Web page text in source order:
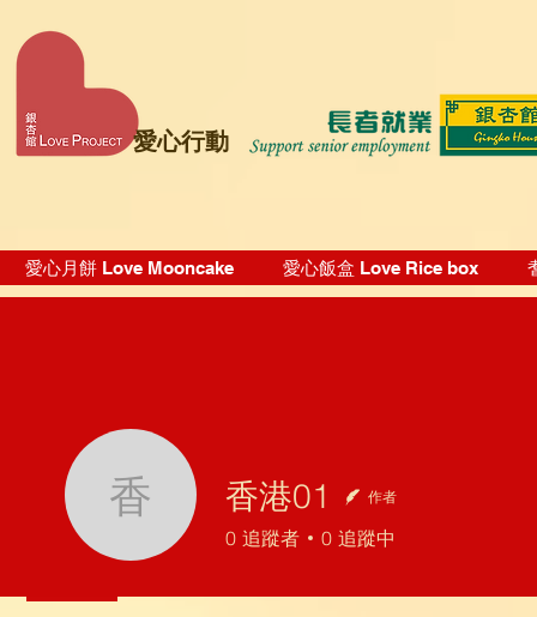
愛心行動
愛心月餅 Love Mooncake 愛心飯盒 Love Rice box
香港01
香港01 作者
0 追蹤者 0 追蹤中